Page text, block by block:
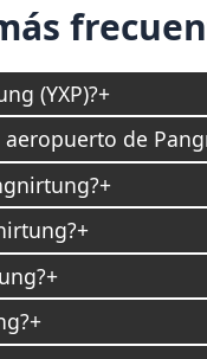
(YXP)?
de